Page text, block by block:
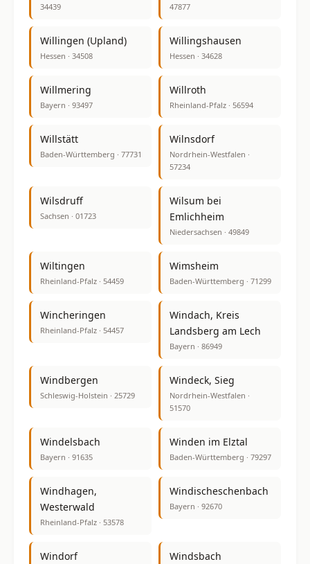
34439
47877
Willingen (Upland)
Hessen · 34508
Willingshausen
Hessen · 34628
Willmering
Bayern · 93497
Willroth
Rheinland-Pfalz · 56594
Willstätt
Baden-Württemberg · 77731
Wilnsdorf
Nordrhein-Westfalen ·
57234
Wilsdruff
Sachsen · 01723
Wilsum bei
Emlichheim
Niedersachsen · 49849
Wiltingen
Rheinland-Pfalz · 54459
Wimsheim
Baden-Württemberg · 71299
Wincheringen
Rheinland-Pfalz · 54457
Windach, Kreis
Landsberg am Lech
Bayern · 86949
Windbergen
Schleswig-Holstein · 25729
Windeck, Sieg
Nordrhein-Westfalen ·
51570
Windelsbach
Bayern · 91635
Winden im Elztal
Baden-Württemberg · 79297
Windhagen,
Westerwald
Rheinland-Pfalz · 53578
Windischeschenbach
Bayern · 92670
Windorf Windsbach